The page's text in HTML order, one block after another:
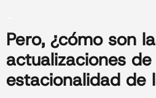
Pero, ¿cómo son
actualizaciones de
estacionalidad de